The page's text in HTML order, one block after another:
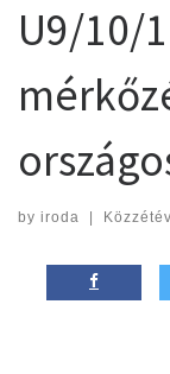
U9/10/
by iroda |